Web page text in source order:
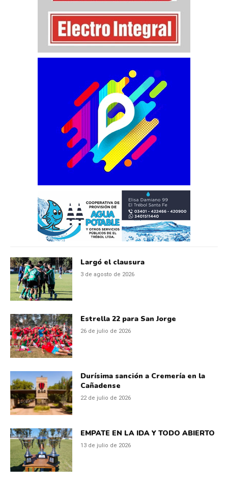
Largó el clausura
3 de agosto de 2026
Estrella 22 para San Jorge
26 de julio de 2026
Durísima sanción a Cremería en la
Cañadense
22 de julio de 2026
EMPATE EN LA IDA Y TODO ABIERTO
13 de julio de 2026